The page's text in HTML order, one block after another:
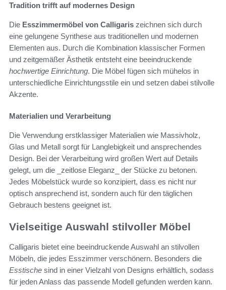
Tradition trifft auf modernes Design
Die Esszimmermöbel von Calligaris zeichnen sich durch
eine gelungene Synthese aus traditionellen und modernen
Elementen aus. Durch die Kombination klassischer Formen
und zeitgemäßer Ästhetik entsteht eine beeindruckende
hochwertige Einrichtung. Die Möbel fügen sich mühelos in
unterschiedliche Einrichtungsstile ein und setzen dabei stilvolle
Akzente.
Materialien und Verarbeitung
Die Verwendung erstklassiger Materialien wie Massivholz,
Glas und Metall sorgt für Langlebigkeit und ansprechendes
Design. Bei der Verarbeitung wird großen Wert auf Details
gelegt, um die _zeitlose Eleganz_ der Stücke zu betonen.
Jedes Möbelstück wurde so konzipiert, dass es nicht nur
optisch ansprechend ist, sondern auch für den täglichen
Gebrauch bestens geeignet ist.
Vielseitige Auswahl stilvoller Möbel
Calligaris bietet eine beeindruckende Auswahl an stilvollen
Möbeln, die jedes Esszimmer verschönern. Besonders die
Esstische sind in einer Vielzahl von Designs erhältlich, sodass
für jeden Anlass das passende Modell gefunden werden kann.